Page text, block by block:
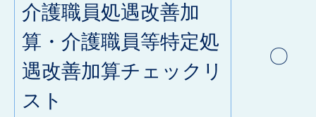
介護職員処遇改善加
算・介護職員等特定処
遇改善加算チェックリ
スト
〇